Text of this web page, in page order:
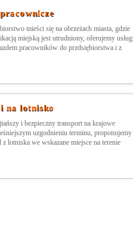
mieści się na obrzeżach miasta, gdzie
miejską jest utrudniony, oferujemy
pracowników do przdsiębiorstwa i z
na lotnisko
i bezpieczny transport na krajowe
uzgodnieniu terminu, proponujemy
z lotniska we wskazane miejsce na terenie